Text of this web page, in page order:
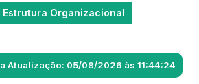
Organizacional
Atualização: 05/08/2026 às 11:44:24